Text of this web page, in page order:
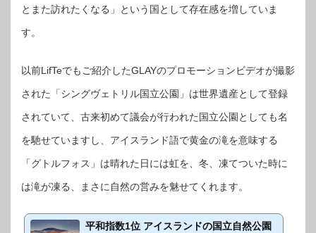
とまた訪れたくなる」という国として存在感を増していま
す。
以前LifTeでもご紹介したGLAYのプロモーションビデオが撮影
された「シングヴェトリル国立公園」は世界遺産として登録
されていて、古来初めて議会が行われた国立公園としても名
を馳せていますし、アイスランド語で黄金の滝を意味する
「グトルフォス」は晴れた日には虹を、冬、凍てついた時に
は滝が凍る、まさに自然の営みを魅せてくれます。
平和指数1位 アイスランドの国立自然公園